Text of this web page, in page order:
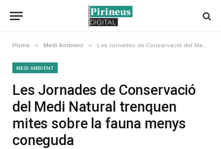
Home » Medi Ambient » Les Jornades de Conservació del Medi Natural trenquen mites sobre la fauna menys coneguda
MEDI AMBIENT
Les Jornades de Conservació
del Medi Natural trenquen
mites sobre la fauna menys
coneguda